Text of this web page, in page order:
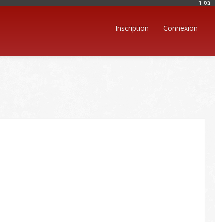
בּס"ד
Inscription Connexion